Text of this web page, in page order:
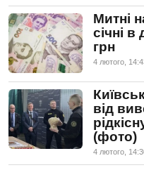
Митні
січні
грн
4 лютого,
від
(фото)
4 лютого,